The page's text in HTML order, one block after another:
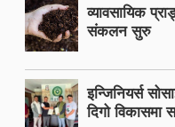
व्यावसायिक
संकलन सुरु
इन्जिनियर्स
दिगो विकासमा